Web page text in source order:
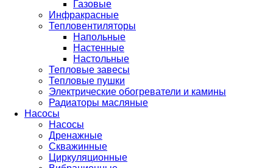
Газовые
Инфракрасные
Тепловентиляторы
Напольные
Настенные
Настольные
Тепловые завесы
Тепловые пушки
Электрические обогреватели и камины
Радиаторы масляные
Насосы
Насосы
Дренажные
Скважинные
Циркуляционные